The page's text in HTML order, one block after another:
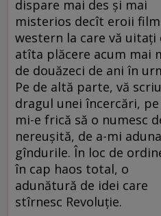
dispare mai des şi mai
misterios decît eroii
western la care vă uitaţi
atîta plăcere acum mai
de douăzeci de ani în
Pe de altă parte, vă
dragul unei încercări, pe
mi-e frică să o numesc
nereuşită, de a-mi aduna
gîndurile. În loc de
în cap haos total, o
adunătură de idei care
stîrnesc Revoluţie.